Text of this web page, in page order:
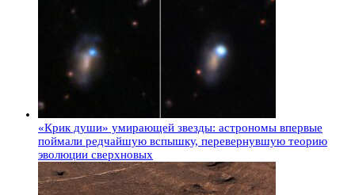
«Крик души» умирающей звезды: астрономы впервые
поймали редчайшую вспышку, перевернувшую теорию
эволюции сверхновых